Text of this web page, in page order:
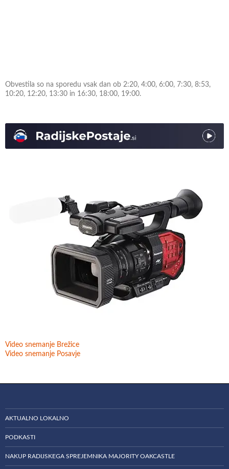
Obvestila so na sporedu vsak dan ob 2:20, 4:00, 6:00, 7:30, 8:53,
10:20, 12:20, 13:30 in 16:30, 18:00, 19:00.
Video snemanje Brežice
Video snemanje Posavje
AKTUALNO LOKALNO
PODKASTI
NAKUP RADIJSKEGA SPREJEMNIKA MAJORITY OAKCASTLE